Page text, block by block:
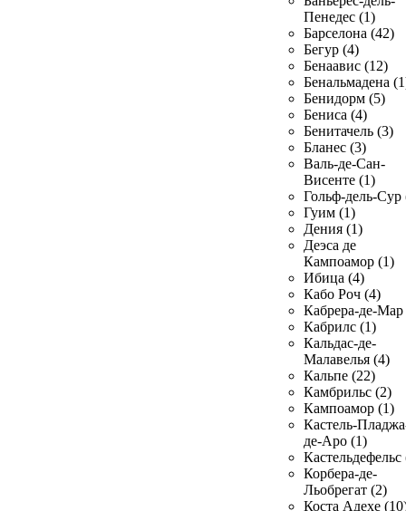
Пенедес (1)
Барселона (42)
Бегур (4)
Бенаавис (12)
Бенальмадена
Бенидорм (5)
Бениса (4)
Бенитачель (3)
Бланес (3)
Валь-де-Сан-
Висенте (1)
Гольф-дель-Сур
Гуим (1)
Дения (1)
Деэса де
Кампоамор (1)
Ибица (4)
Кабо Роч (4)
Кабрера-де-Мар
Кабрилс (1)
Кальдас-де-
Малавелья (4)
Кальпе (22)
Камбрильс (2)
Кампоамор (1)
Кастель-
де-Аро (1)
Кастельдефельс
Корбера-де-
Льобрегат (2)
Коста Адехе